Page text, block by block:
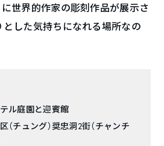
世界的作家の彫刻作品が展示さ
とした気持ちになれる場所なの
テル庭園と迎賓館
（チュング）奨忠洞2街（チャンチ